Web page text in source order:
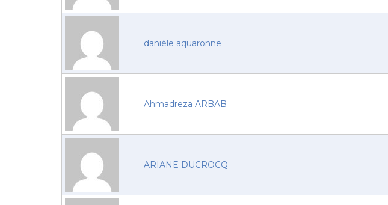
danièle aquaronne
Ahmadreza ARBAB
ARIANE DUCROCQ